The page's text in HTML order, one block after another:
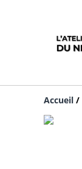
Accueil /